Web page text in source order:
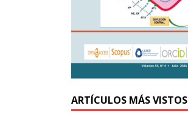
ARTÍCULOS MÁS VISTOS